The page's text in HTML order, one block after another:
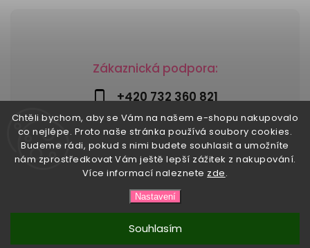
Chtěli bychom, aby se Vám na našem e-shopu nakupovalo
co nejlépe. Proto naše stránka používá soubory cookies.
Budeme rádi, pokud s nimi budete souhlasit a umožníte
nám zprostředkovat Vám ještě lepší zážitek z nakupování.
Více informací naleznete zde.
Nastavení
Souhlasím
Zákaznická podpora:
+420 732 360 821
info@risesnu.cz
Risesnu.cz. Všechna práva vyhrazena.
Upravit nastavení cookies
Shoptet | Design